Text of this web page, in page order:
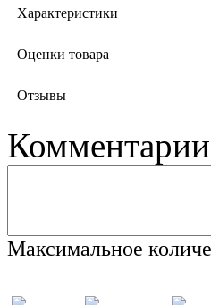
Характеристики
Оценки товара
Отзывы
Комментарии
Максимальное